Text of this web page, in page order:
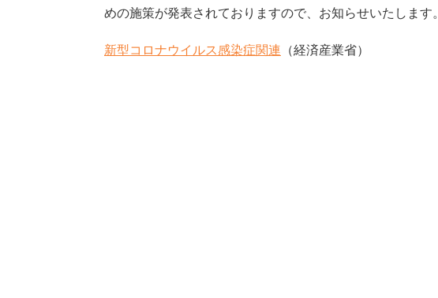
めの施策が発表されておりますので、お知らせいたします。
新型コロナウイルス感染症関連 （経済産業省）